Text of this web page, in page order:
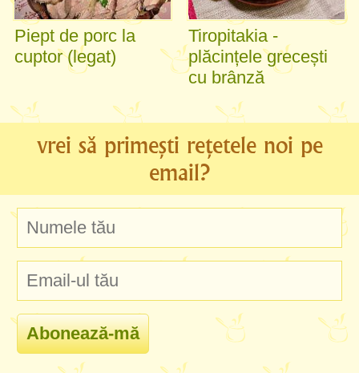
Piept de porc la
cuptor (legat)
Tiropitakia -
plăcințele grecești
cu brânză
vrei să primești rețetele noi pe
email?